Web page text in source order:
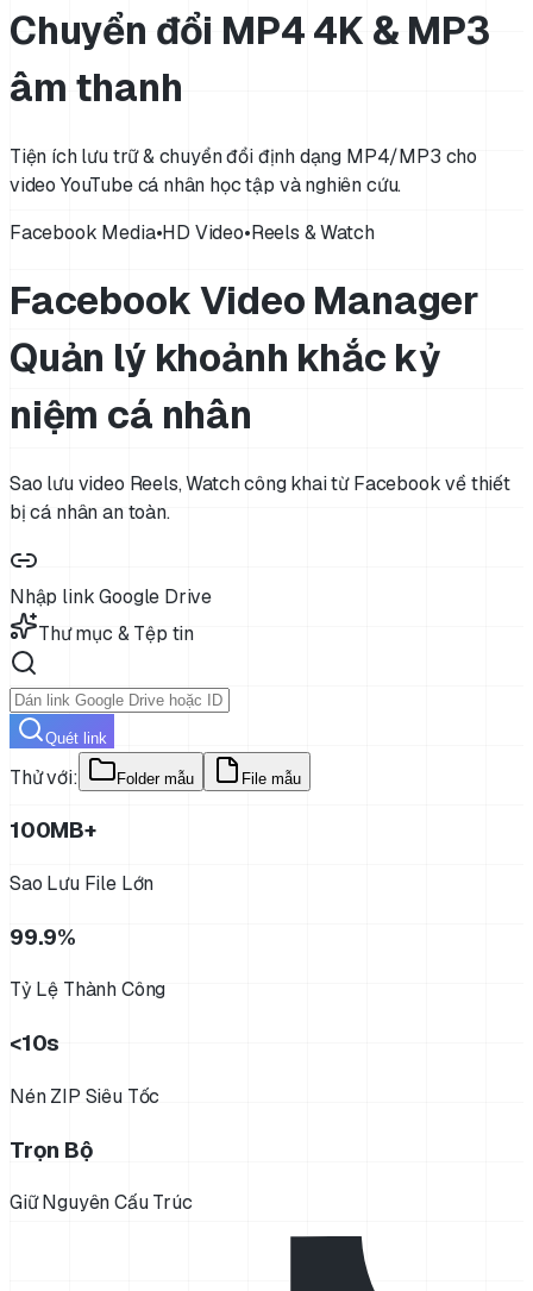
Chuyển đổi MP4 4K & MP3
âm thanh
Tiện ích lưu trữ & chuyển đổi định dạng MP4/MP3 cho
video YouTube cá nhân học tập và nghiên cứu.
Facebook Media•HD Video•Reels & Watch
Facebook Video Manager
Quản lý khoảnh khắc kỷ
niệm cá nhân
Sao lưu video Reels, Watch công khai từ Facebook về thiết
bị cá nhân an toàn.
Nhập link Google Drive
Thư mục & Tệp tin
Quét link
Thử với: Folder mẫu File mẫu
100MB+
Sao Lưu File Lớn
99.9%
Tỷ Lệ Thành Công
<10s
Nén ZIP Siêu Tốc
Trọn Bộ
Giữ Nguyên Cấu Trúc